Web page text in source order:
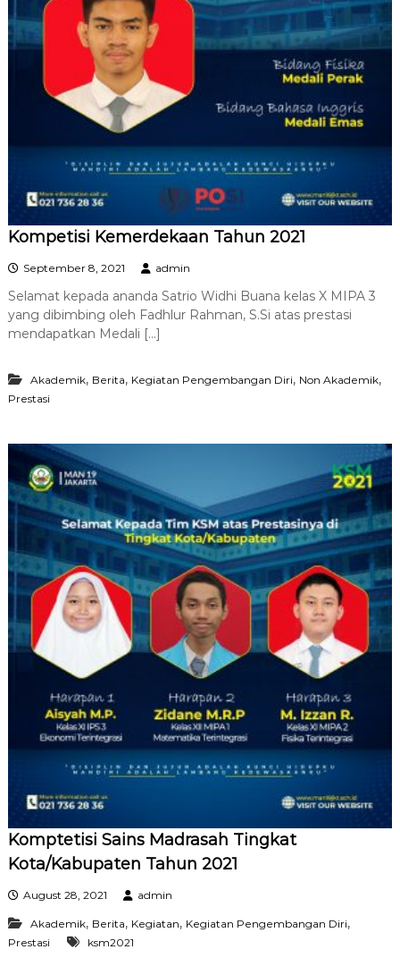
Kompetisi Kemerdekaan Tahun 2021
September 8, 2021 admin
Selamat kepada ananda Satrio Widhi Buana kelas X MIPA 3
yang dibimbing oleh Fadhlur Rahman, S.Si atas prestasi
mendapatkan Medali […]
Akademik, Berita, Kegiatan Pengembangan Diri, Non Akademik,
Prestasi
Komptetisi Sains Madrasah Tingkat
Kota/Kabupaten Tahun 2021
August 28, 2021 admin
Akademik, Berita, Kegiatan, Kegiatan Pengembangan Diri,
Prestasi ksm2021